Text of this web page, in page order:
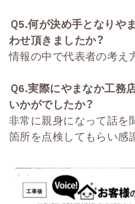
Ｑ5.何が決め手となりや
わせ頂きましたか？
情報の中で代表者の考え
Ｑ6.実際にやまなか工務
いかがでしたか？
非常に親身になって話を
箇所を点検してもらい感